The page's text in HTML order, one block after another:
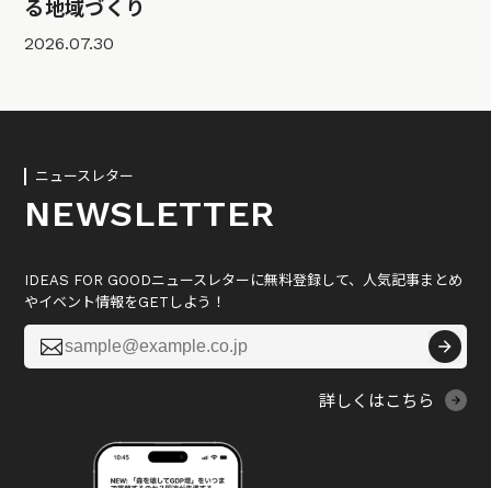
る地域づくり
2026.07.30
ニュースレター
NEWSLETTER
IDEAS FOR GOODニュースレターに無料登録して、人気記事まとめ
やイベント情報をGETしよう！

詳しくはこちら